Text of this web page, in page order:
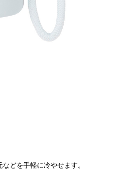
どを手軽に冷やせます。